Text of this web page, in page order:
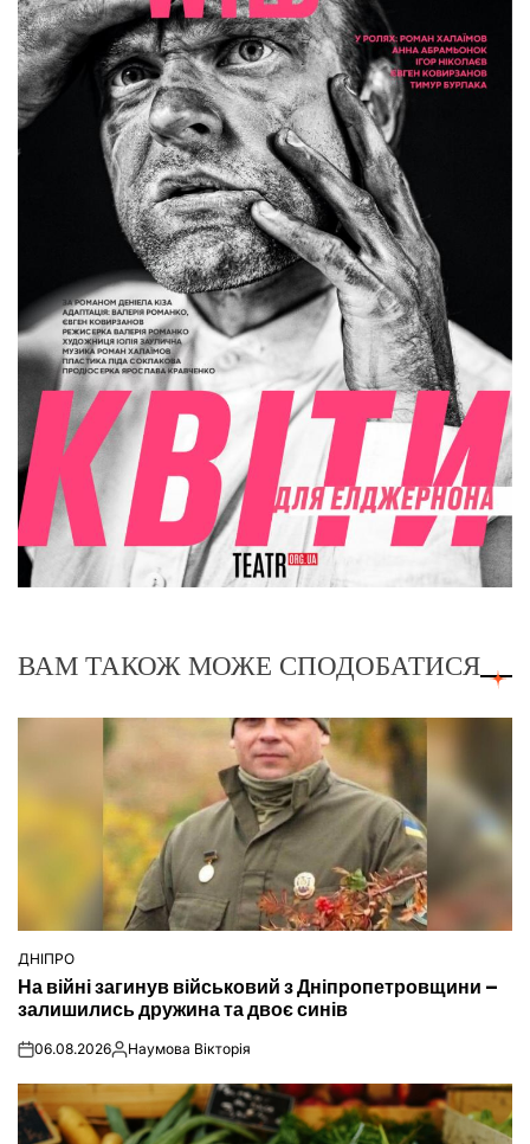
ВАМ ТАКОЖ МОЖЕ СПОДОБАТИСЯ
ОПУБЛІКУВАТИ
У
ДНІПРО
На війні загинув військовий з Дніпропетровщини –
залишились дружина та двоє синів
on06.08.2026Опубліковано
Наумова Вікторія